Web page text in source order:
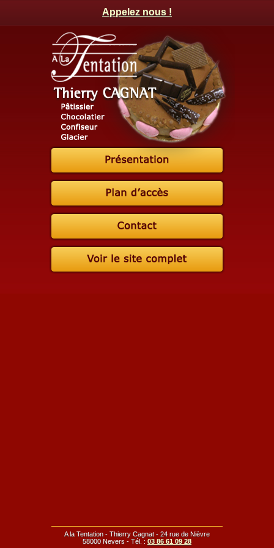
Appelez nous !
A la Tentation - Thierry Cagnat - 24 rue de Nièvre
58000 Nevers - Tél. : 03 86 61 09 28